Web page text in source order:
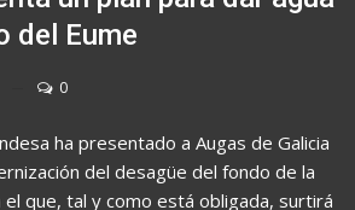
del Eume
0
ha presentado a Augas de Galicia
del desagüe del fondo de la
el que, tal y como está obligada, surtirá